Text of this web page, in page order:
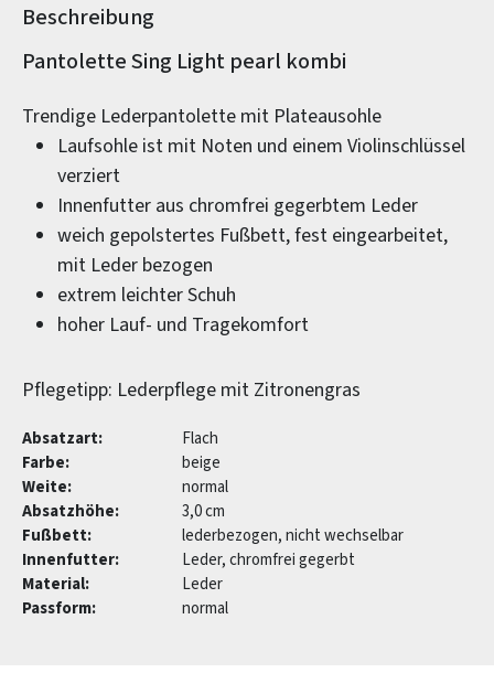
Beschreibung
Produktinformationen
Pantolette Sing Light pearl kombi
Trendige Lederpantolette mit Plateausohle
Laufsohle ist mit Noten und einem Violinschlüssel
verziert
Innenfutter aus chromfrei gegerbtem Leder
weich gepolstertes Fußbett, fest eingearbeitet,
mit Leder bezogen
extrem leichter Schuh
hoher Lauf- und Tragekomfort
Pflegetipp: Lederpflege mit Zitronengras
Absatzart:
Flach
Farbe:
beige
Weite:
normal
Absatzhöhe:
3,0 cm
Fußbett:
lederbezogen, nicht wechselbar
Innenfutter:
Leder, chromfrei gegerbt
Material:
Leder
Passform:
normal